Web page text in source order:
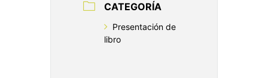
CATEGORÍA
Presentación de
libro